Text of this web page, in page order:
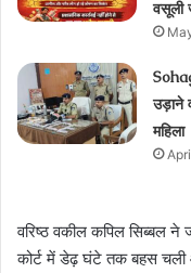
वसूली
उड़ाने
महिला
वरिष्ठ वकील कपिल सिब्बल ने
कोर्ट में डेढ़ घंटे तक बहस चली